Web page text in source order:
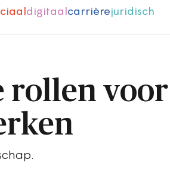
digitaalcarrièrejuridisch
rollen voor